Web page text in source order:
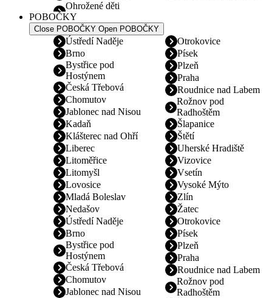
Ohrožené děti
POBOČKY
Close POBOČKY Open POBOČKY
Ústředí Naděje
Brno
Bystřice pod
Hostýnem
Česká Třebová
Chomutov
Jablonec nad Nisou
Kadaň
Klášterec nad Ohří
Liberec
Litoměřice
Litomyšl
Lovosice
Mladá Boleslav
Nedašov
Otrokovice
Písek
Plzeň
Praha
Roudnice nad Labem
Rožnov pod
Radhoštěm
Šlapanice
Štětí
Uherské Hradiště
Vizovice
Vsetín
Vysoké Mýto
Zlín
Žatec
Ústředí Naděje
Brno
Bystřice pod
Hostýnem
Česká Třebová
Chomutov
Jablonec nad Nisou
Otrokovice
Písek
Plzeň
Praha
Roudnice nad Labem
Rožnov pod
Radhoštěm